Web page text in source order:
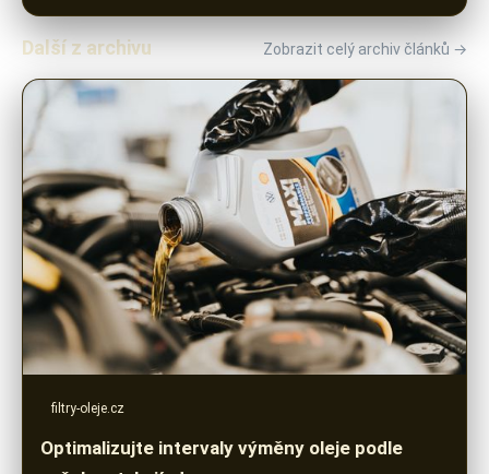
Další z archivu Zobrazit celý archiv článků →
filtry-oleje.cz
Optimalizujte intervaly výměny oleje podle